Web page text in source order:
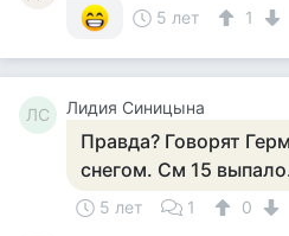
5 лет
1
ЛС Лидия Синицына
Правда? Говорят
снегом. См 15
5 лет 1 0